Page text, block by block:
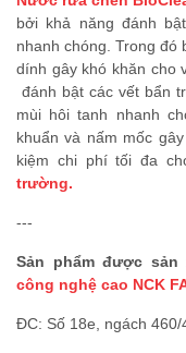
bởi khả năng đánh
nhanh chóng. Trong đó
dính gây khó khăn cho
đánh bật các vết bẩn
mùi hôi tanh nhanh
khuẩn và nấm mốc
kiệm chi phí tối đa
trường.
---
Sản phẩm được sản
công nghệ cao NCK
ĐC: Số 18e, ngách